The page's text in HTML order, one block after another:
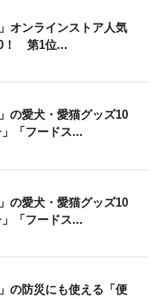
オンラインストア人気
！ 第1位...
の愛犬・愛猫グッズ10
「フードス...
の愛犬・愛猫グッズ10
「フードス...
の防災にも使える「便